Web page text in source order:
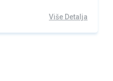
Više Detalja